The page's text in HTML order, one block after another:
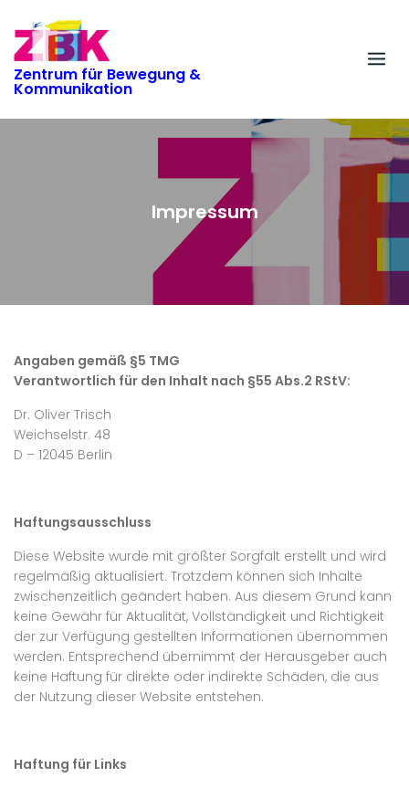
content
Zentrum für Bewegung &
Kommunikation
Impressum
Angaben gemäß §5 TMG
Verantwortlich für den Inhalt nach §55 Abs.2 RStV:
Dr. Oliver Trisch
Weichselstr. 48
D – 12045 Berlin
Haftungsausschluss
Diese Website wurde mit größter Sorgfalt erstellt und wird
regelmäßig aktualisiert. Trotzdem können sich Inhalte
zwischenzeitlich geändert haben. Aus diesem Grund kann
keine Gewähr für Aktualität, Vollständigkeit und Richtigkeit
der zur Verfügung gestellten Informationen übernommen
werden. Entsprechend übernimmt der Herausgeber auch
keine Haftung für direkte oder indirekte Schäden, die aus
der Nutzung dieser Website entstehen.
Haftung für Links